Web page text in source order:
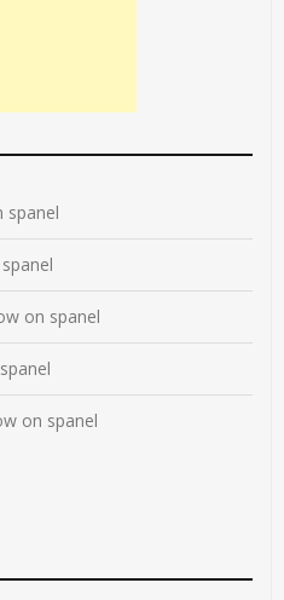
spanel
on spanel
on spanel